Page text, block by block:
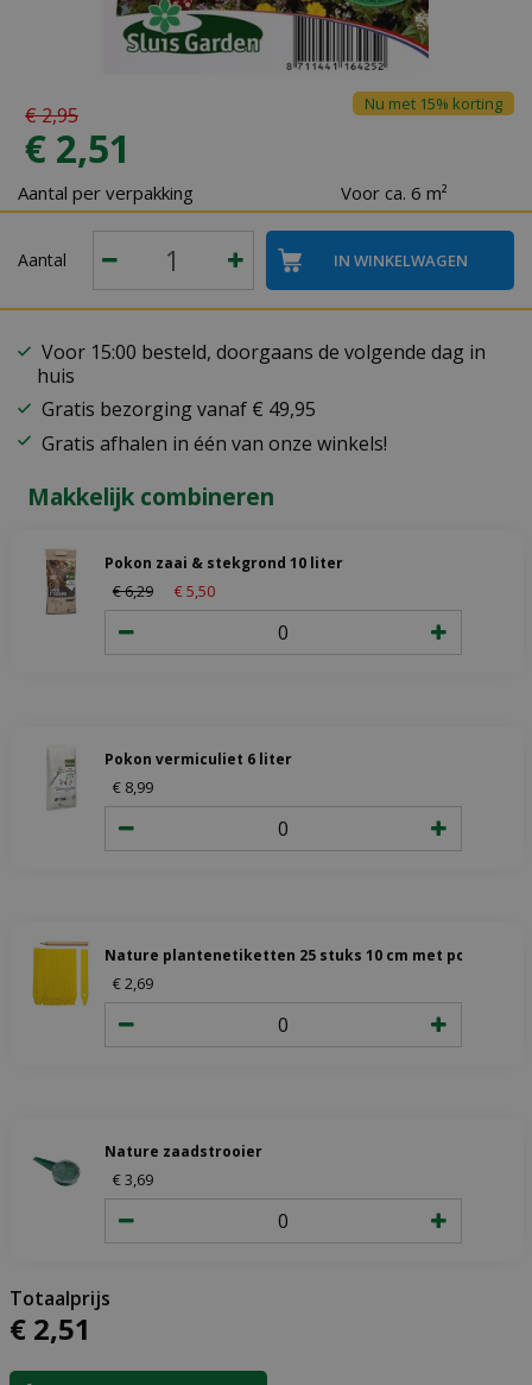
€2,95
€ 2,51
Nu met 15% korting
Aantal per verpakking Voor ca. 6 m²
Aantal
Voor 15:00 besteld, doorgaans de volgende dag in
huis
Gratis bezorging vanaf € 49,95
Gratis afhalen in één van onze winkels!
Makkelijk combineren
Pokon zaai & stekgrond 10 liter
€6,29 €5 50
Pokon vermiculiet 6 liter
€ 8 99
Nature plantenetiketten 25 stuks 10 cm met potlood
€ 2 69
Nature zaadstrooier
€3 69
€ 2,51